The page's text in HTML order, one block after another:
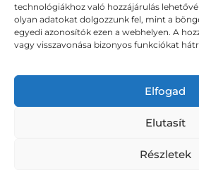
technológiákhoz való hozzájárulás
olyan adatokat dolgozzunk fel, mint a
egyedi azonosítók ezen a webhelyen. A
vagy visszavonása bizonyos funkciókat
Elfogad
Elutasít
Részletek
éves terapeutai
nagyon sokféle emberrel
nehézséggel
hátteremről részletesen
olvashatsz.